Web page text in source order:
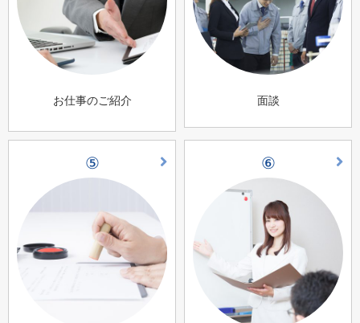
お仕事のご紹介 面談
⑤ ⑥